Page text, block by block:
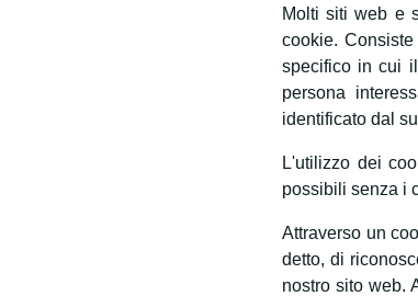
Molti siti web e
cookie.
specifico in cui
persona
identificato dal
L'utilizzo dei
possibili senza i
Attraverso un
detto, di
nostro sito web.